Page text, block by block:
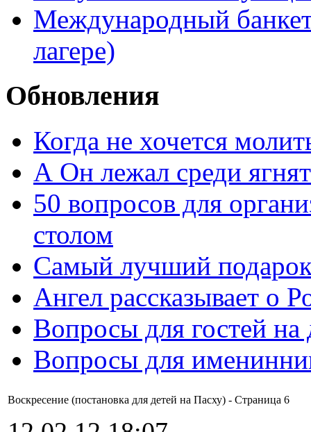
Международный
лагере)
Обновления
Когда не хочется
А Он лежал среди ягнят
50 вопросов для
столом
Самый лучший
Ангел рассказывает о
Вопросы для гостей
Вопросы для
Воскресение (постановка для детей на Пасху) - Cтраница 6